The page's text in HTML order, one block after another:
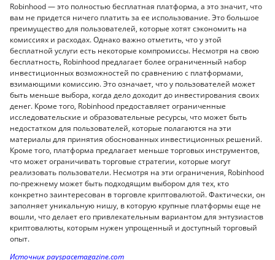
Robinhood — это полностью бесплатная платформа, а это значит, что
вам не придется ничего платить за ее использование. Это большое
преимущество для пользователей, которые хотят сэкономить на
комиссиях и расходах. Однако важно отметить, что у этой
бесплатной услуги есть некоторые компромиссы. Несмотря на свою
бесплатность, Robinhood предлагает более ограниченный набор
инвестиционных возможностей по сравнению с платформами,
взимающими комиссию. Это означает, что у пользователей может
быть меньше выбора, когда дело доходит до инвестирования своих
денег. Кроме того, Robinhood предоставляет ограниченные
исследовательские и образовательные ресурсы, что может быть
недостатком для пользователей, которые полагаются на эти
материалы для принятия обоснованных инвестиционных решений.
Кроме того, платформа предлагает меньше торговых инструментов,
что может ограничивать торговые стратегии, которые могут
реализовать пользователи. Несмотря на эти ограничения, Robinhood
по-прежнему может быть подходящим выбором для тех, кто
конкретно заинтересован в торговле криптовалютой. Фактически, он
заполняет уникальную нишу, в которую крупные платформы еще не
вошли, что делает его привлекательным вариантом для энтузиастов
криптовалюты, которым нужен упрощенный и доступный торговый
опыт.
Источник payspacemagazine.com